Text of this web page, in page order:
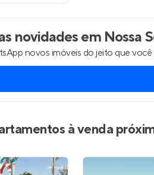
novidadesem Nossa
novos imóveis do jeito que
à venda